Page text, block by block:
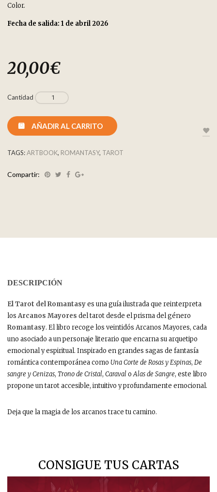
Color.
Fecha de salida: 1 de abril 2026
20,00€
Cantidad
AÑADIR AL CARRITO
TAGS:ARTBOOK, ROMANTASY, TAROT
Compartir:
DESCRIPCIÓN
El Tarot del Romantasyes una guía ilustrada que reinterpreta
losArcanos Mayores del tarot desde el prisma del género
Romantasy. El libro recoge los veintidós Arcanos Mayores, cada
uno asociado a un personaje literario que encarna su arquetipo
emocional y espiritual. Inspirado en grandes sagas de fantasía
romántica contemporánea como Una Corte de Rosas y Espinas, De
sangre y Cenizas, Trono de Cristal, Caraval oAlas de Sangre, este libro
propone un tarot accesible, intuitivo y profundamente emocional.
Deja que la magia de los arcanos trace tu camino.
CONSIGUE TUS CARTAS